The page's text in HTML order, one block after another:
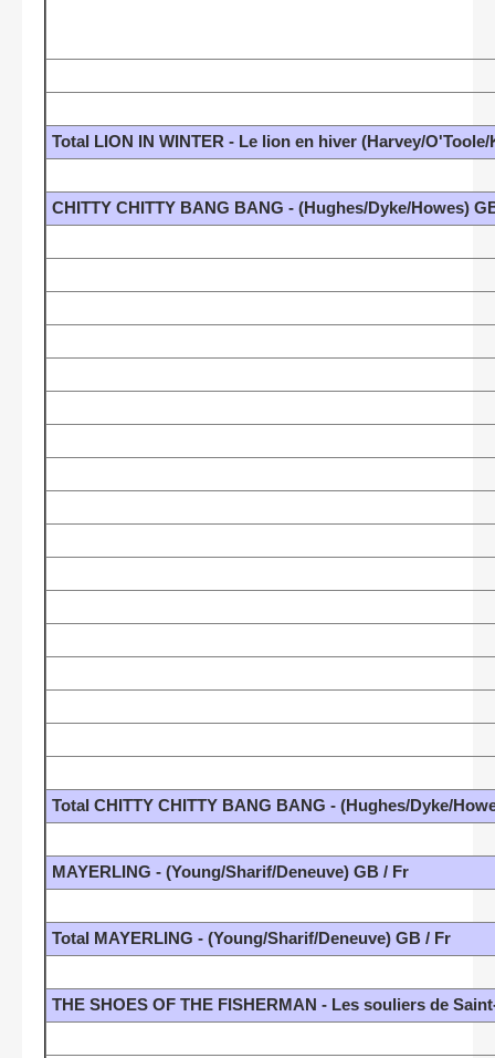
Total LION IN WINTER - Le lion en hiver (Harvey/
CHITTY CHITTY BANG BANG - (Hughes/Dyke/Howes)
Total CHITTY CHITTY BANG BANG - (Hughes/Dyke/
MAYERLING - (Young/Sharif/Deneuve) GB / Fr
Total MAYERLING - (Young/Sharif/Deneuve) GB / Fr
THE SHOES OF THE FISHERMAN - Les souliers de